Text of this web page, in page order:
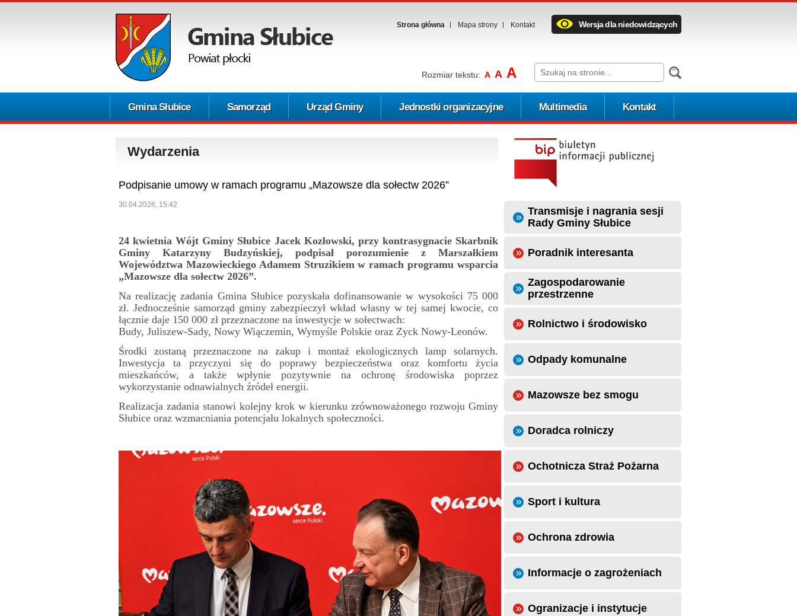
Strona główna Mapa strony Kontakt Wersja dla niedowidzących
Rozmiar tekstu: A A A
Gmina Słubice Samorząd Urząd Gminy Jednostki organizacyjne Multimedia Kontakt
Wydarzenia
Podpisanie umowy w ramach programu „Mazowsze dla sołectw 2026”
30.04.2026, 15:42
24 kwietnia Wójt Gminy Słubice Jacek Kozłowski, przy kontrasygnacie Skarbnik
Gminy Katarzyny Budzyńskiej, podpisał porozumienie z Marszałkiem
Województwa Mazowieckiego Adamem Struzikiem w ramach programu wsparcia
„Mazowsze dla sołectw 2026”.
Na realizację zadania Gmina Słubice pozyskała dofinansowanie w wysokości 75 000
zł. Jednocześnie samorząd gminy zabezpieczył wkład własny w tej samej kwocie, co
łącznie daje 150 000 zł przeznaczone na inwestycje w sołectwach:
Budy, Juliszew-Sady, Nowy Wiączemin, Wymyśle Polskie oraz Zyck Nowy-Leonów.
Środki zostaną przeznaczone na zakup i montaż ekologicznych lamp solarnych.
Inwestycja ta przyczyni się do poprawy bezpieczeństwa oraz komfortu życia
mieszkańców, a także wpłynie pozytywnie na ochronę środowiska poprzez
wykorzystanie odnawialnych źródeł energii.
Realizacja zadania stanowi kolejny krok w kierunku zrównoważonego rozwoju Gminy
Słubice oraz wzmacniania potencjału lokalnych społeczności.
Transmisje i nagrania sesji
Rady Gminy Słubice
Poradnik interesanta
Zagospodarowanie
przestrzenne
Rolnictwo i środowisko
Odpady komunalne
Mazowsze bez smogu
Doradca rolniczy
Ochotnicza Straż Pożarna
Sport i kultura
Ochrona zdrowia
Informacje o zagrożeniach
Ogranizacje i instytucje